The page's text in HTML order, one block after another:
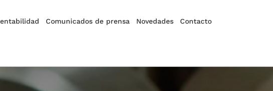
Comunicados de prensa Novedades Contacto